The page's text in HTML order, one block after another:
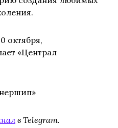
октября,
«Централ
в Telegram.